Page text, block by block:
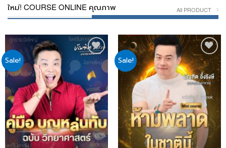
ใหม่! COURSE ONLINE คุณภาพ All PRODUCT
Sale!
Add
to
wishlist
Sale!
Add
to
wishlist